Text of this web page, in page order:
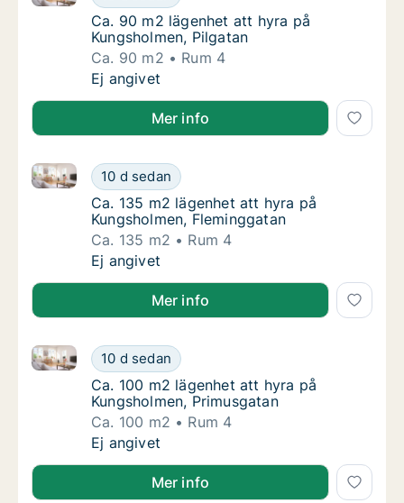
Ca. 90 m2 lägenhet att hyra på
Ca. 90 m2 lägenhet att hyra på
Kungsholmen, Pilgatan
Ca. 90 m2
Rum 4
Ca. 90 m2 lägenhet att hyra på
Ej angivet
Mer info
Ca. 135 m2 lägenhet att hyra på
10 d sedan
Ca. 135 m2 lägenhet att hyra på Kungsholmen,
Ca. 135 m2 lägenhet att hyra på
Ca. 135 m2 lägenhet att hyra på
Kungsholmen, Fleminggatan
Ca. 135 m2
Rum 4
Ca. 135 m2 lägenhet att hyra på
Ej angivet
Mer info
Ca. 100 m2 lägenhet att hyra på
10 d sedan
Ca. 100 m2 lägenhet att hyra på Kungsholmen,
Ca. 100 m2 lägenhet att hyra på
Ca. 100 m2 lägenhet att hyra på
Kungsholmen, Primusgatan
Ca. 100 m2
Rum 4
Ca. 100 m2 lägenhet att hyra på
Ej angivet
Mer info